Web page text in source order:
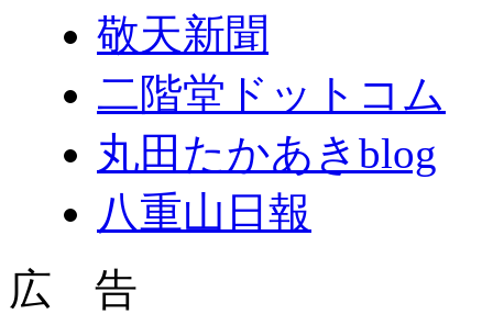
敬天新聞
二階堂ドットコム
丸田たかあきblog
八重山日報
広 告